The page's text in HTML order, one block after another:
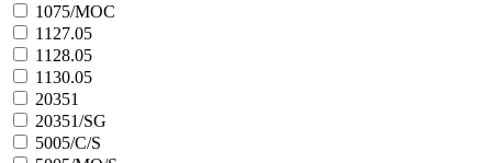
1075/MOC
1127.05
1128.05
1130.05
20351
20351/SG
5005/C/S